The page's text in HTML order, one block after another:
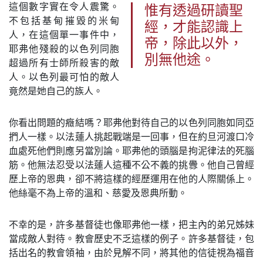
惟有透過研讀聖
經，才能認識上
帝，除此以外，
別無他途。
這個數字實在令人震驚。
不包括基甸摧毀的米甸
人，在這個單一事件中，
耶弗他殘殺的以色列同胞
超過所有士師所殺害的敵
人。以色列最可怕的敵人
竟然是她自己的族人。
你看出問題的癥結嗎？耶弗他對待自己的以色列同胞如同亞
捫人一樣。以法蓮人挑起戰端是一回事，但在約旦河渡口冷
血處死他們則應另當別論。耶弗他的頭腦是拘泥律法的死腦
筋。他無法忍受以法蓮人這種不公不義的挑釁。他自己曾經
歷上帝的恩典，卻不將這樣的經歷運用在他的人際關係上。
他絲毫不為上帝的溫和、慈愛及恩典所動。
不幸的是，許多基督徒也像耶弗他一樣，把主內的弟兄姊妹
當成敵人對待。教會歷史不乏這樣的例子。許多基督徒，包
括出名的教會領袖，由於見解不同，將其他的信徒視為福音